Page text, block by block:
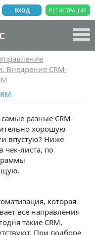
РЕГИСТРАЦИЯ
ВХОД
Внедрение CRM-
разные CRM-
хорошую
впустую? Ниже
чек-листа, по
которая
все направления
такие CRM,
При подборе